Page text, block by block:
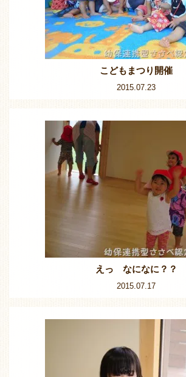
こどもまつり開催
2015.07.23
えっ なになに？？
2015.07.17